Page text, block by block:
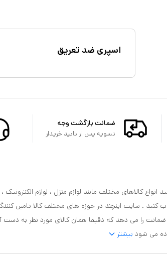
اسپری ضد تعریق
ضمانت بازگشت وجه
تسویه پس از تایید خریدار
انواع کالاهای مختلف مانند لوازم منزل ، لوازم
کنید . سایت اینچند در حوزه های مختلف کالا تامین
ضمانت را می دهد که دقیقا همان کالای مورد نظر به دست
می شود بیشتر